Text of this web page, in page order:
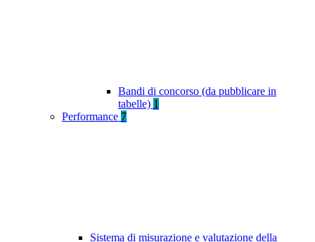
Bandi di concorso (da pubblicare in
tabelle) 1
Performance 7
Sistema di misurazione e valutazione della